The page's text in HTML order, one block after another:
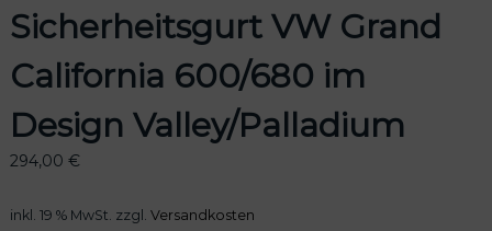
Sicherheitsgurt VW Grand
California 600/680 im
Design Valley/Palladium
294,00 €
inkl. 19 % MwSt. zzgl. Versandkosten